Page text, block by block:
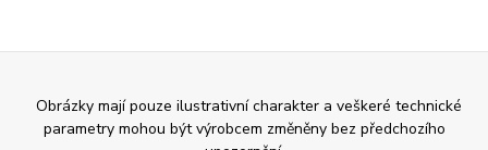
Obrázky mají pouze ilustrativní charakter a veškeré technické
parametry mohou být výrobcem změněny bez předchozího